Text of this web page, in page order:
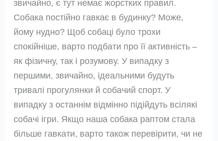
звичайно, є тут немає жорстких правил.
Собака постійно гавкає в будинку? Може,
йому нудно? Щоб собаці було трохи
спокійніше, варто подбати про її активність –
як фізичну, так і розумову. У випадку з
першими, звичайно, ідеальними будуть
тривалі прогулянки й собачий спорт. У
випадку з останнім відмінно підійдуть всілякі
собачі ігри. Якщо наша собака раптом стала
більше гавкати, варто також перевірити, чи не